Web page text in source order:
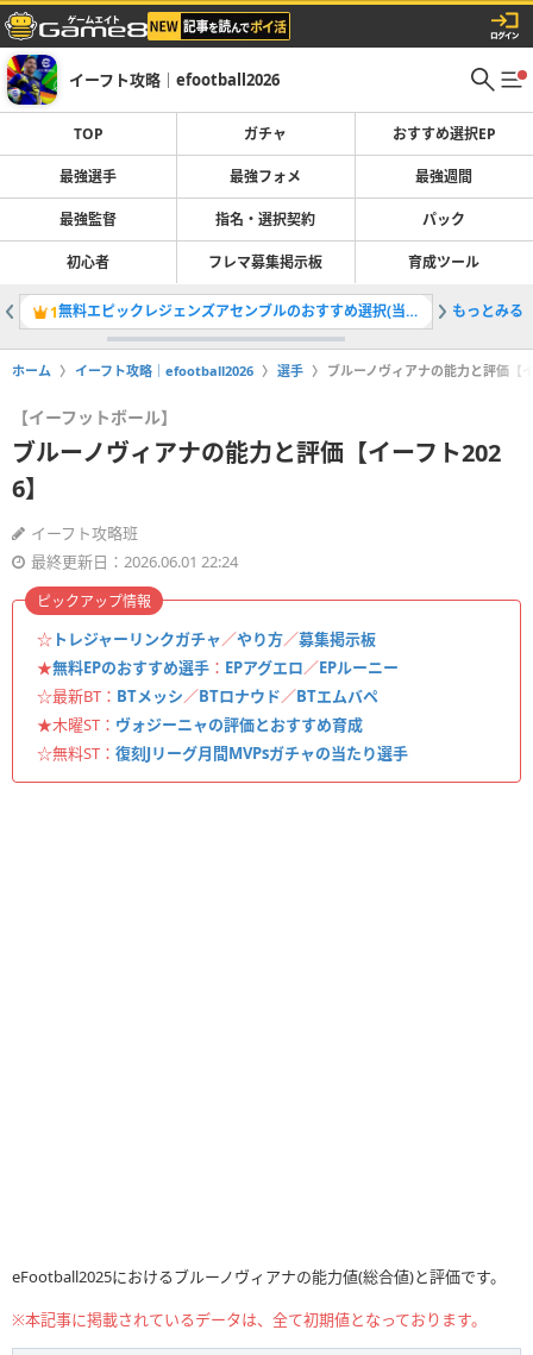
イーフト攻略｜efootball2026
TOP ガチャ おすすめ選択EP
最強選手 最強フォメ 最強週間
最強監督 指名・選択契約 パック
初心者 フレマ募集掲示板 育成ツール
1 無料エピックレジェンズアセンブルのおすすめ選択(当たり)選手ランキングと引き方 2最強選
もっとみる
ホーム イーフト攻略｜efootball2026 選手 ブルーノヴィアナの能力と評価【
【イーフットボール】
ブルーノヴィアナの能力と評価【イーフト202
6】
イーフト攻略班
最終更新日：2026.06.01 22:24
☆ トレジャーリンクガチャ／やり方／募集掲示板
★無料EPのおすすめ選手 ： EPアグエロ／EPルーニー
☆最新BT： BTメッシ／BTロナウド／BTエムバペ
★木曜ST： ヴォジーニャの評価とおすすめ育成
☆無料ST： 復刻Jリーグ月間MVPsガチャの当たり選手
ピックアップ情報
eFootball2025におけるブルーノヴィアナの能力値(総合値)と評価です。
※本記事に掲載されているデータは、全て初期値となっております。